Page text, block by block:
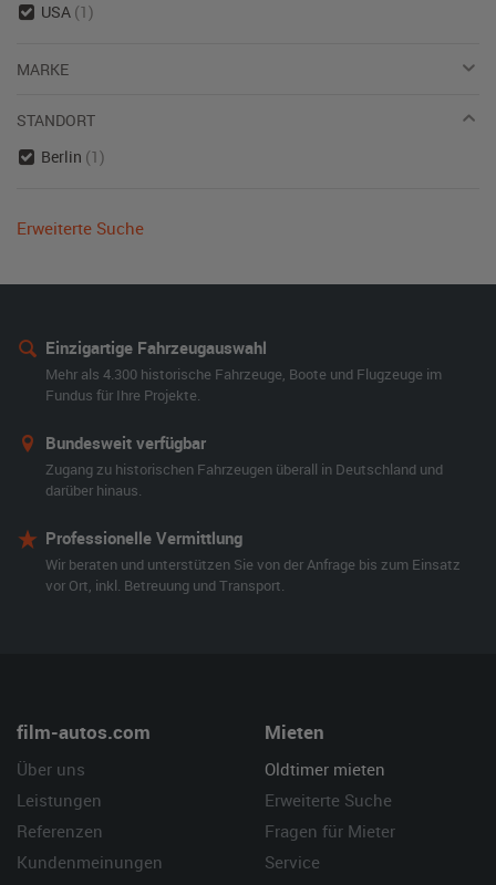
USA (1)
MARKE
STANDORT
Berlin (1)
Erweiterte Suche
Einzigartige Fahrzeugauswahl
Mehr als 4.300 historische Fahrzeuge, Boote und Flugzeuge im
Fundus für Ihre Projekte.
Bundesweit verfügbar
Zugang zu historischen Fahrzeugen überall in Deutschland und
darüber hinaus.
Professionelle Vermittlung
Wir beraten und unterstützen Sie von der Anfrage bis zum Einsatz
vor Ort, inkl. Betreuung und Transport.
film-autos.com
Über uns
Leistungen
Referenzen
Kundenmeinungen
Mieten
Oldtimer mieten
Erweiterte Suche
Fragen für Mieter
Service